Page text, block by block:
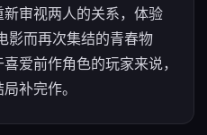
审视两人的关系，体验
影而再次集结的青春物
爱前作角色的玩家来说，
补完作。